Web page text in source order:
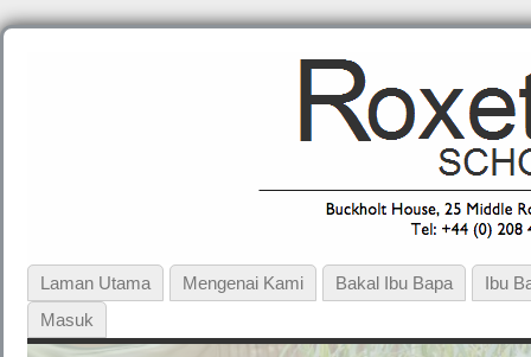
Laman Utama Mengenai Kami Bakal Ibu Bapa
Ibu
Masuk